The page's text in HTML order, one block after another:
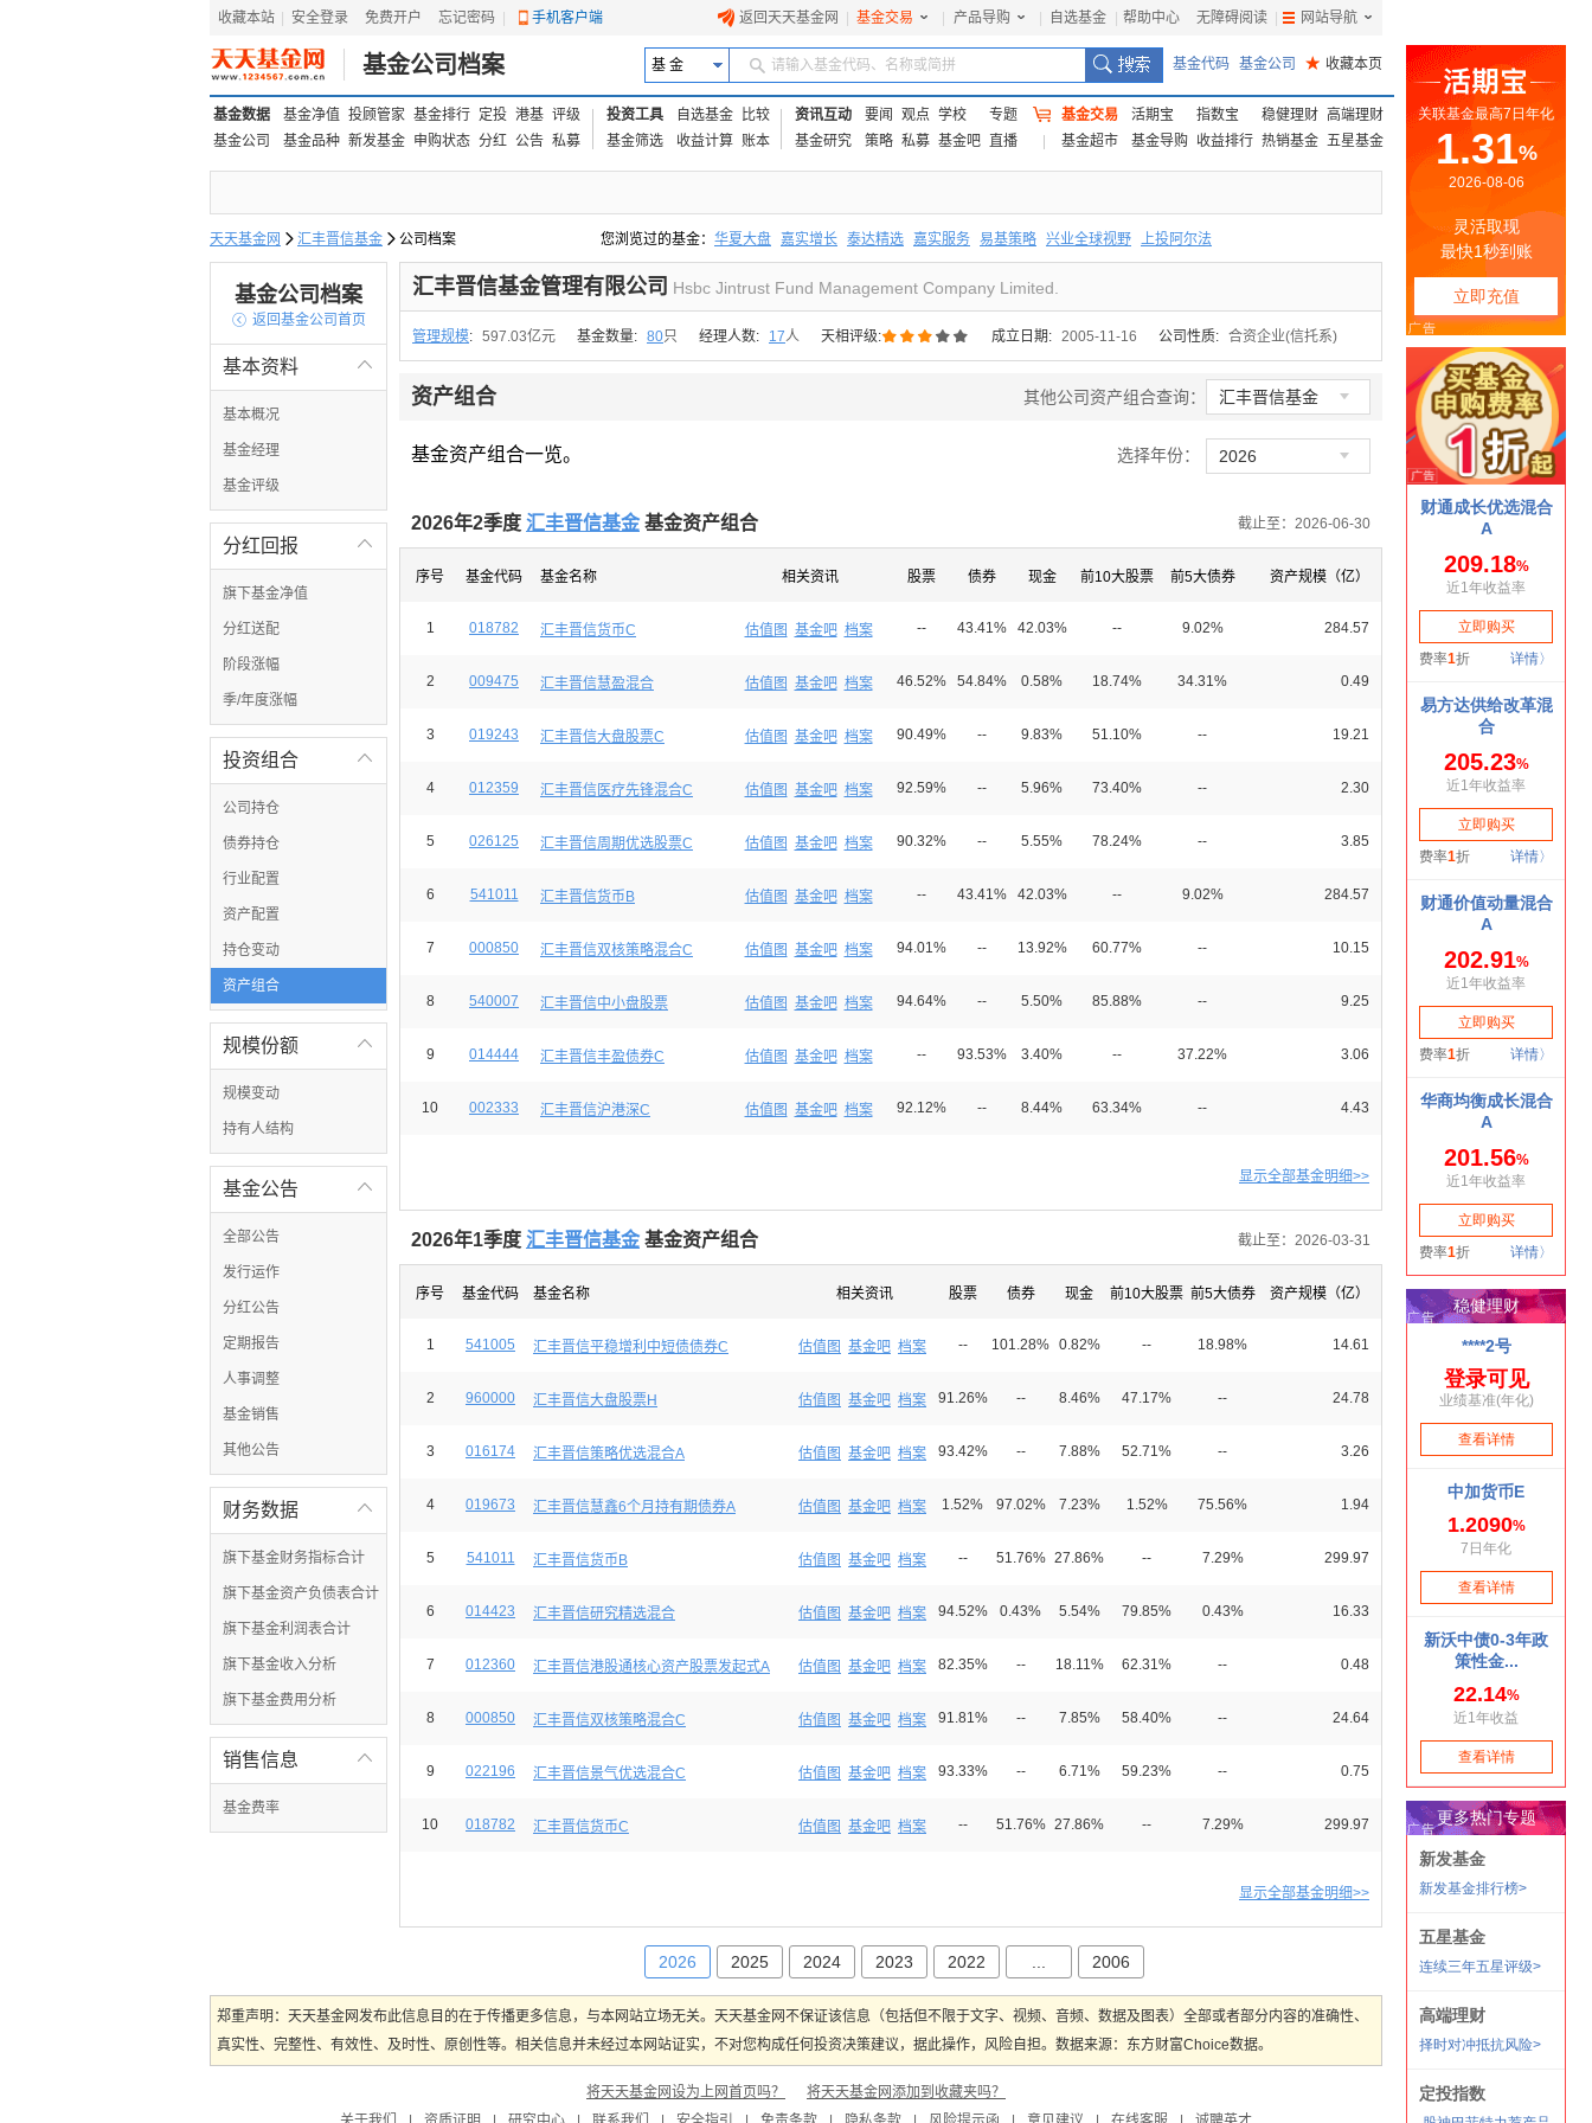
收藏本站 安全登录 免费开户 忘记密码 手机客户端 返回天天基金网 基金交易 产品导购 自选基金 帮助中心 无障碍阅读 网站导航
基金公司档案 基 金 请输入基金代码、名称或简拼 基金代码 基金公司 ★ 收藏本页
基金数据 基金净值 投顾管家 基金排行 定投 港基 评级
基金公司
基金品种 新发基金 申购状态 分红 公告 私募
投资工具 自选基金
比较
基金筛选
收益计算 账本
资讯互动 要闻 观点 学校
专题
基金研究
策略 私募 基金吧 直播
基金交易 活期宝 指数宝 稳健理财 高端理财
基金超市
基金导购 收益排行 热销基金 五星基金
天天基金网  汇丰晋信基金  公司档案 您浏览过的基金： 华夏大盘 嘉实增长 泰达精选 嘉实服务 易基策略 兴业全球视野 上投阿尔法
易方达上证中盘ETF联接A
基金公司档案
 返回基金公司首页

基本资料
基本概况
基金经理
基金评级

分红回报
旗下基金净值
分红送配
阶段涨幅
季/年度涨幅

投资组合
公司持仓
债券持仓
行业配置
资产配置
持仓变动
资产组合

规模份额
规模变动
持有人结构

基金公告
全部公告
发行运作
分红公告
定期报告
人事调整
基金销售
其他公告

财务数据
旗下基金财务指标合计
旗下基金资产负债表合计
旗下基金利润表合计
旗下基金收入分析
旗下基金费用分析

销售信息
基金费率
汇丰晋信基金管理有限公司 Hsbc Jintrust Fund Management Company Limited.
管理规模: 597.03亿元 基金数量: 80只 经理人数: 17人 天相评级: 成立日期: 2005-11-16 公司性质: 合资企业(信托系)
资产组合 其他公司资产组合查询： 汇丰晋信基金 
基金资产组合一览。 选择年份： 2026 
2026年2季度 汇丰晋信基金 基金资产组合 截止至：2026-06-30
序号 基金代码 基金名称 相关资讯 股票 债券 现金 前10大股票 前5大债券 资产规模（亿）
1 018782 汇丰晋信货币C 估值图 基金吧 档案 -- 43.41% 42.03% -- 9.02% 284.57
2 009475 汇丰晋信慧盈混合 估值图 基金吧 档案 46.52% 54.84% 0.58% 18.74% 34.31% 0.49
3 019243 汇丰晋信大盘股票C 估值图 基金吧 档案 90.49% -- 9.83% 51.10% -- 19.21
4 012359 汇丰晋信医疗先锋混合C 估值图 基金吧 档案 92.59% -- 5.96% 73.40% -- 2.30
5 026125 汇丰晋信周期优选股票C 估值图 基金吧 档案 90.32% -- 5.55% 78.24% -- 3.85
6 541011 汇丰晋信货币B 估值图 基金吧 档案 -- 43.41% 42.03% -- 9.02% 284.57
7 000850 汇丰晋信双核策略混合C 估值图 基金吧 档案 94.01% -- 13.92% 60.77% -- 10.15
8 540007 汇丰晋信中小盘股票 估值图 基金吧 档案 94.64% -- 5.50% 85.88% -- 9.25
9 014444 汇丰晋信丰盈债券C 估值图 基金吧 档案 -- 93.53% 3.40% -- 37.22% 3.06
10 002333 汇丰晋信沪港深C 估值图 基金吧 档案 92.12% -- 8.44% 63.34% -- 4.43
显示全部基金明细>>
2026年1季度 汇丰晋信基金 基金资产组合 截止至：2026-03-31
序号 基金代码 基金名称 相关资讯 股票 债券 现金 前10大股票 前5大债券 资产规模（亿）
1 541005 汇丰晋信平稳增利中短债债券C 估值图 基金吧 档案 -- 101.28% 0.82% -- 18.98% 14.61
2 960000 汇丰晋信大盘股票H 估值图 基金吧 档案 91.26% -- 8.46% 47.17% -- 24.78
3 016174 汇丰晋信策略优选混合A 估值图 基金吧 档案 93.42% -- 7.88% 52.71% -- 3.26
4 019673 汇丰晋信慧鑫6个月持有期债券A 估值图 基金吧 档案 1.52% 97.02% 7.23% 1.52% 75.56% 1.94
5 541011 汇丰晋信货币B 估值图 基金吧 档案 -- 51.76% 27.86% -- 7.29% 299.97
6 014423 汇丰晋信研究精选混合 估值图 基金吧 档案 94.52% 0.43% 5.54% 79.85% 0.43% 16.33
7 012360 汇丰晋信港股通核心资产股票发起式A 估值图 基金吧 档案 82.35% -- 18.11% 62.31% -- 0.48
8 000850 汇丰晋信双核策略混合C 估值图 基金吧 档案 91.81% -- 7.85% 58.40% -- 24.64
9 022196 汇丰晋信景气优选混合C 估值图 基金吧 档案 93.33% -- 6.71% 59.23% -- 0.75
10 018782 汇丰晋信货币C 估值图 基金吧 档案 -- 51.76% 27.86% -- 7.29% 299.97
显示全部基金明细>>
2026 2025 2024 2023 2022 2006
郑重声明：天天基金网发布此信息目的在于传播更多信息，与本网站立场无关。天天基金网不保证该信息（包括但不限于文字、视频、音频、数据及图表）全部或者部分内容的准确性、
真实性、完整性、有效性、及时性、原创性等。相关信息并未经过本网站证实，不对您构成任何投资决策建议，据此操作，风险自担。数据来源：东方财富Choice数据。
将天天基金网设为上网首页吗？
将天天基金网添加到收藏夹吗？